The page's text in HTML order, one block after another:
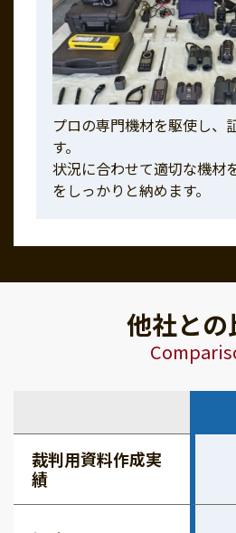
プロの専門機材を駆使し、
す。
状況に合わせて適切な機材
をしっかりと納めます。
他社との
裁判用資料作成実
績